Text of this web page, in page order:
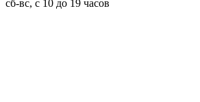
сб-вс, с 10 до 19 часов